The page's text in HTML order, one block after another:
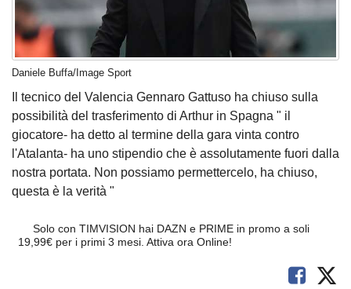
Daniele Buffa/Image Sport
Il tecnico del Valencia Gennaro Gattuso ha chiuso sulla
possibilità del trasferimento di Arthur in Spagna " il
giocatore- ha detto al termine della gara vinta contro
l'Atalanta- ha uno stipendio che è assolutamente fuori dalla
nostra portata. Non possiamo permettercelo, ha chiuso,
questa è la verità "
Solo con TIMVISION hai DAZN e PRIME in promo a soli
19,99€ per i primi 3 mesi. Attiva ora Online!